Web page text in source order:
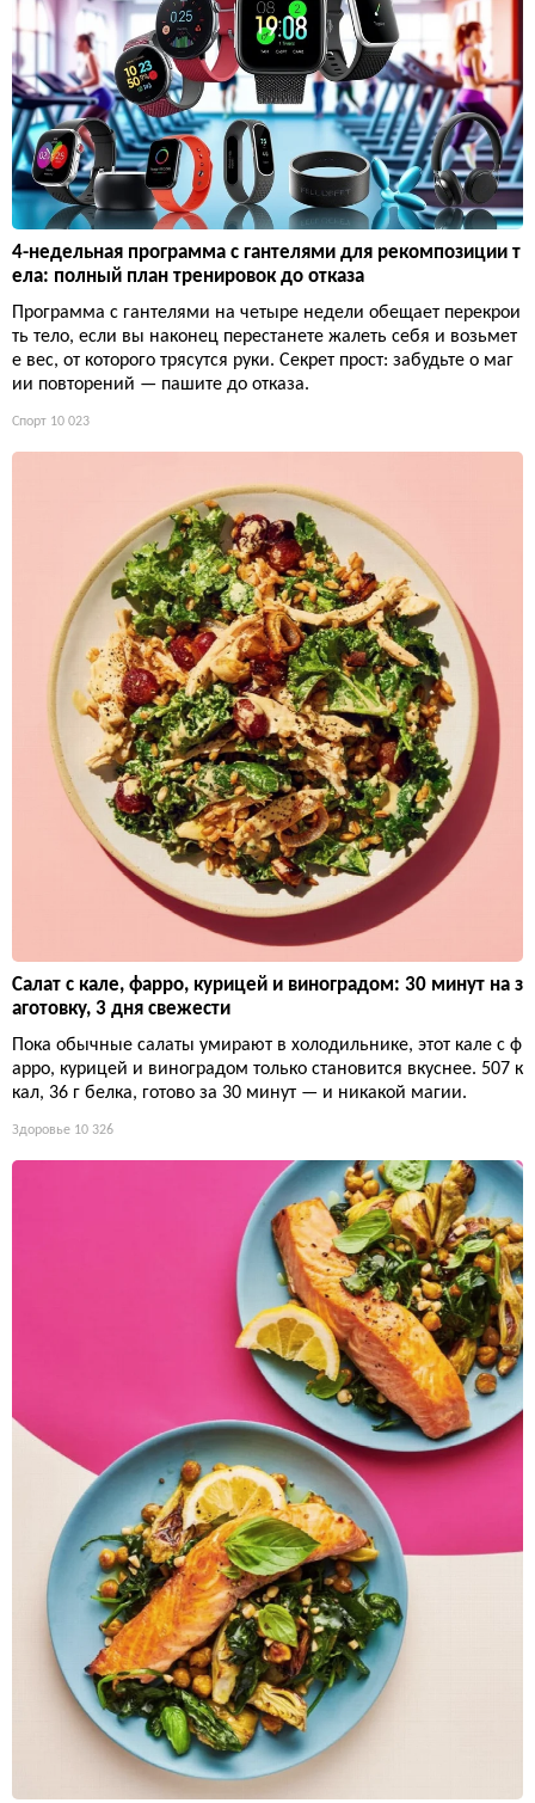
4-недельная программа с гантелями для рекомпозиции т
ела: полный план тренировок до отказа
Программа с гантелями на четыре недели обещает перекрои
ть тело, если вы наконец перестанете жалеть себя и возьмет
е вес, от которого трясутся руки. Секрет прост: забудьте о маг
ии повторений — пашите до отказа.
Спорт 10 023
Салат с кале, фарро, курицей и виноградом: 30 минут на з
аготовку, 3 дня свежести
Пока обычные салаты умирают в холодильнике, этот кале с ф
арро, курицей и виноградом только становится вкуснее. 507 к
кал, 36 г белка, готово за 30 минут — и никакой магии.
Здоровье 10 326